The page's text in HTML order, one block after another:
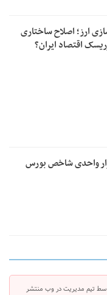
ارز؛ اصلاح ساختاری
اقتصاد ایران؟
تیم مدیریت در وب منتشر